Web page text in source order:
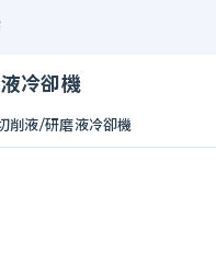
冷卻機
削液/研磨液冷卻機